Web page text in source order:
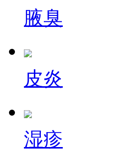
腋臭
皮炎
湿疹